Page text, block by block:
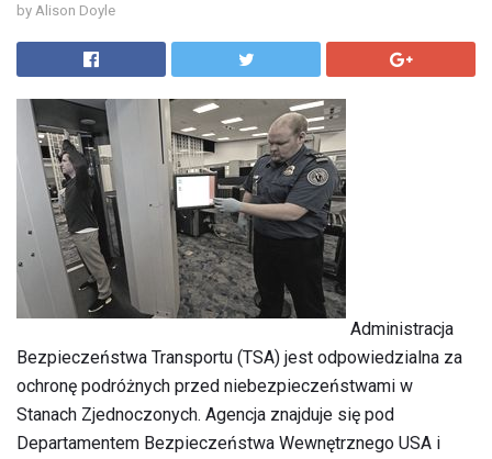
by Alison Doyle
Administracja
Bezpieczeństwa Transportu (TSA) jest odpowiedzialna za
ochronę podróżnych przed niebezpieczeństwami w
Stanach Zjednoczonych. Agencja znajduje się pod
Departamentem Bezpieczeństwa Wewnętrznego USA i